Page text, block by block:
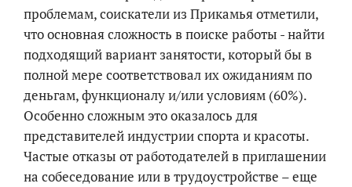
проблемам, соискатели из Прикамья отметили,
что основная сложность в поиске работы - найти
подходящий вариант занятости, который бы в
полной мере соответствовал их ожиданиям по
деньгам, функционалу и/или условиям (60%).
Особенно сложным это оказалось для
представителей индустрии спорта и красоты.
Частые отказы от работодателей в приглашении
на собеседование или в трудоустройстве – еще